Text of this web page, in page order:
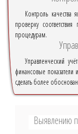
Контроль качества
проверку
процедурам.
Управленческий
финансовые показатели
сделать более
Выявлению